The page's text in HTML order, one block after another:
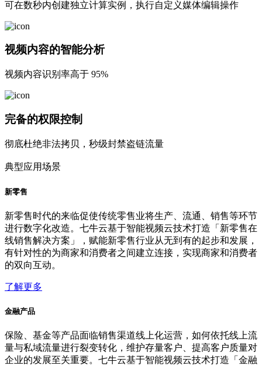
可在数秒内创建独立计算实例，执行自定义媒体编辑操作
视频内容的智能分析
视频内容识别率高于 95%
完备的权限控制
彻底杜绝非法拷贝，秒级封禁盗链流量
典型应用场景
新零售
新零售时代的来临促使传统零售业将生产、流通、销售等环节
进行数字化改造。七牛云基于智能视频云技术打造「新零售在
线销售解决方案」，赋能新零售行业从无到有的起步和发展，
有针对性的为商家和消费者之间建立连接，实现商家和消费者
的双向互动。
了解更多
金融产品
保险、基金等产品面临销售渠道线上化运营，如何依托线上流
量与私域流量进行裂变转化，维护存量客户、提高客户质量对
企业的发展至关重要。七牛云基于智能视频云技术打造「金融